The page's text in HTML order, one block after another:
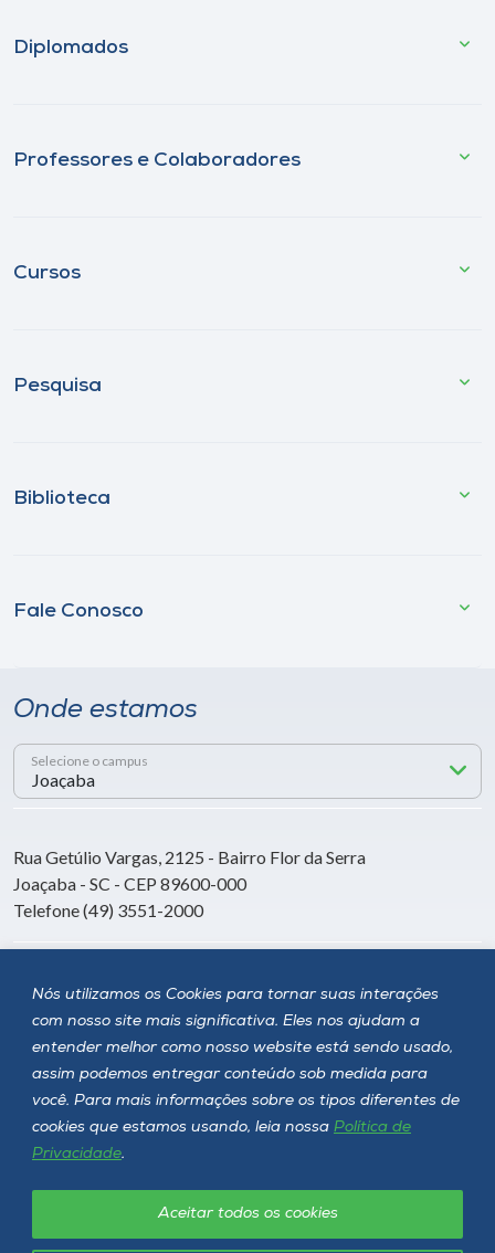
Nós utilizamos os Cookies para tornar suas interações
com nosso site mais significativa. Eles nos ajudam a
entender melhor como nosso website está sendo usado,
assim podemos entregar conteúdo sob medida para
você. Para mais informações sobre os tipos diferentes de
cookies que estamos usando, leia nossa Política de
Privacidade.
Aceitar todos os cookies
Diplomados
Professores e Colaboradores
Cursos
Pesquisa
Biblioteca
Fale Conosco
Onde estamos
Selecione o campus
Rua Getúlio Vargas, 2125 - Bairro Flor da Serra
Joaçaba - SC - CEP 89600-000
Telefone (49) 3551-2000
Siga a Unoesc
Política de privacidade LGPD